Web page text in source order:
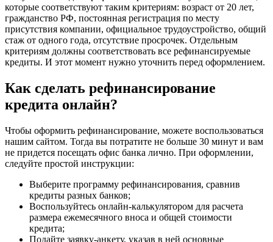
которые соответствуют таким критериям: возраст от 20 лет,
гражданство РФ, постоянная регистрация по месту
присутствия компании, официальное трудоустройство, общий
стаж от одного года, отсутствие просрочек. Отдельным
критериям должны соответствовать все рефинансируемые
кредиты. И этот момент нужно уточнить перед оформлением.
Как сделать рефинансирование
кредита онлайн?
Чтобы оформить рефинансирование, можете воспользоваться
нашим сайтом. Тогда вы потратите не больше 30 минут и вам
не придется посещать офис банка лично. При оформлении,
следуйте простой инструкции:
Выберите программу рефинансирования, сравнив
кредиты разных банков;
Воспользуйтесь онлайн-калькулятором для расчета
размера ежемесячного вноса и общей стоимости
кредита;
Подайте заявку-анкету, указав в ней основные